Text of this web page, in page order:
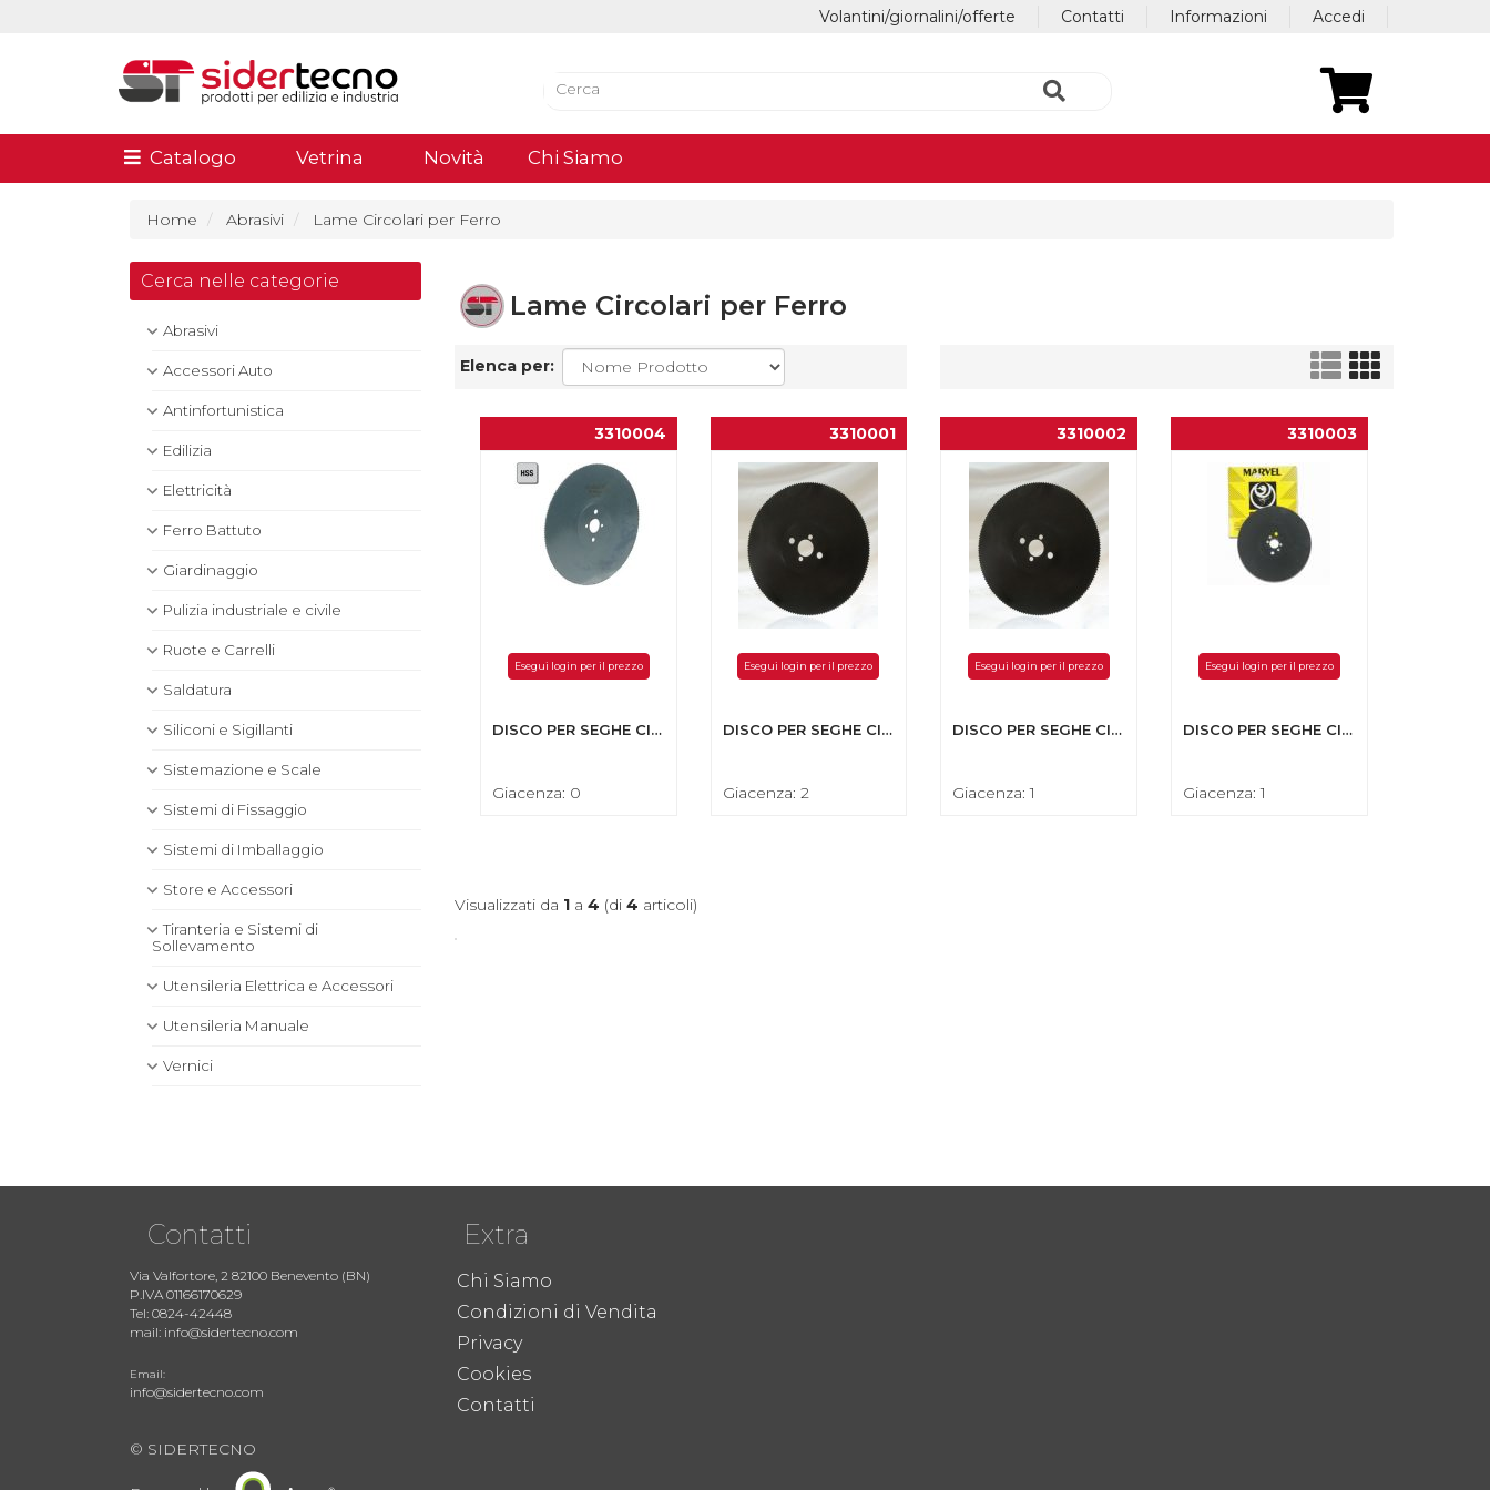
Accedi
Informazioni
Contatti
Volantini/giornalini/offerte
Catalogo Vetrina Novità Chi Siamo
Home Abrasivi Lame Circolari per Ferro
Cerca nelle categorie
Abrasivi
Accessori Auto
Antinfortunistica
Edilizia
Elettricità
Ferro Battuto
Giardinaggio
Pulizia industriale e civile
Ruote e Carrelli
Saldatura
Siliconi e Sigillanti
Sistemazione e Scale
Sistemi di Fissaggio
Sistemi di Imballaggio
Store e Accessori
Tiranteria e Sistemi di
Sollevamento
Utensileria Elettrica e Accessori
Utensileria Manuale
Vernici
Lame Circolari per Ferro
Elenca per:
3310004
Esegui login per il prezzo
DISCO PER SEGHE CIRCOLARI IN HSS 300X2,5X32-DENTI 150
Giacenza: 0
3310001
Esegui login per il prezzo
DISCO PER SEGHE CIRCOLARI IN HSS 225X1,9X32-DENTI 140
Giacenza: 2
3310002
Esegui login per il prezzo
DISCO PER SEGHE CIRCOLARI IN HSS 250X2,0X32-DENTI 160
Giacenza: 1
3310003
Esegui login per il prezzo
DISCO PER SEGHE CIRCOLARI IN HSS 300X2,5X32-DENTI 150
Giacenza: 1
Visualizzati da 1a 4 (di 4 articoli)
Contatti
Via Valfortore, 2 82100 Benevento (BN)
P.IVA 01166170629
Tel: 0824-42448
mail: info@sidertecno.com
Email:
info@sidertecno.com
Extra
Chi Siamo
Condizioni di Vendita
Privacy
Cookies
Contatti
© SIDERTECNO